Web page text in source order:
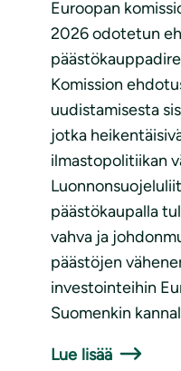
Euroopan
2026 odotetun
Komission
uudistamisesta
jotka
ilmastopolitiikan
päästökaupalla
vahva ja
päästöjen
investointeihin
Suomenkin
Lue lisää